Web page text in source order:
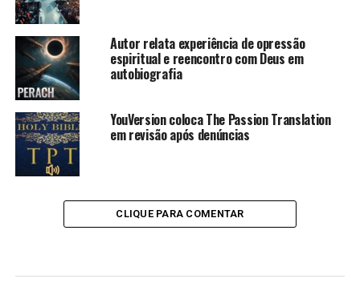
Autor relata experiência de opressão
espiritual e reencontro com Deus em
autobiografia
YouVersion coloca The Passion Translation
em revisão após denúncias
CLIQUE PARA COMENTAR